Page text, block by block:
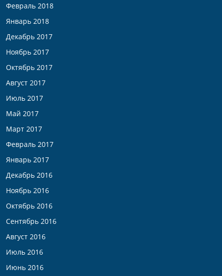
Февраль 2018
Январь 2018
Декабрь 2017
Ноябрь 2017
Октябрь 2017
Август 2017
Июль 2017
Май 2017
Март 2017
Февраль 2017
Январь 2017
Декабрь 2016
Ноябрь 2016
Октябрь 2016
Сентябрь 2016
Август 2016
Июль 2016
Июнь 2016